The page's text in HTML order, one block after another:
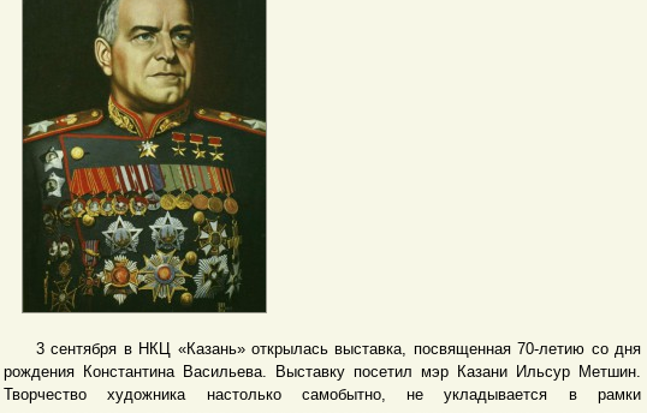
3 сентября в НКЦ «Казань» открылась выставка, посвященная 70-летию со дня
рождения Константина Васильева. Выставку посетил мэр Казани Ильсур Метшин.
Творчество художника настолько самобытно, не укладывается в рамки